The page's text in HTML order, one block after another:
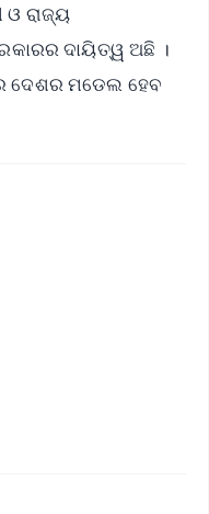
ରାଜ୍ୟ
ଦାୟିତ୍ୱ ଅଛି ।
ଦେଶର ମଡେଲ ହେବ